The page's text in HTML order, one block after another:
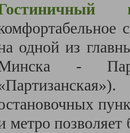
одной из
-
метро